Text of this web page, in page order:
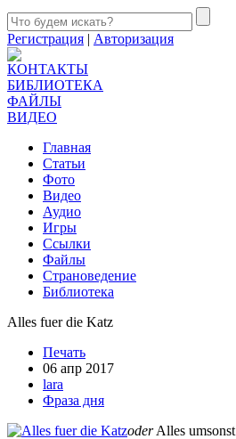
Регистрация | Авторизация
КОНТАКТЫ
БИБЛИОТЕКА
ФАЙЛЫ
ВИДЕО
Главная
Статьи
Фото
Видео
Аудио
Игры
Ссылки
Файлы
Страноведение
Библиотека
Alles fuer die Katz
Печать
06 апр 2017
lara
Фраза дня
oderAlles umsonst